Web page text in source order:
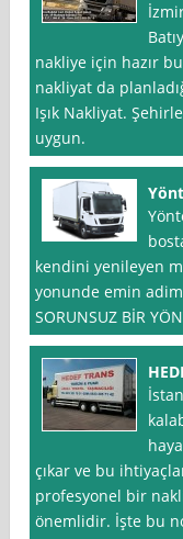
nakliye için hazır
nakliyat da
Işık Nakliyat.
uygun.
kendini yenileyen
yonunde emin
SORUNSUZ BİR
çıkar ve bu
profesyonel bir
önemlidir. İşte bu